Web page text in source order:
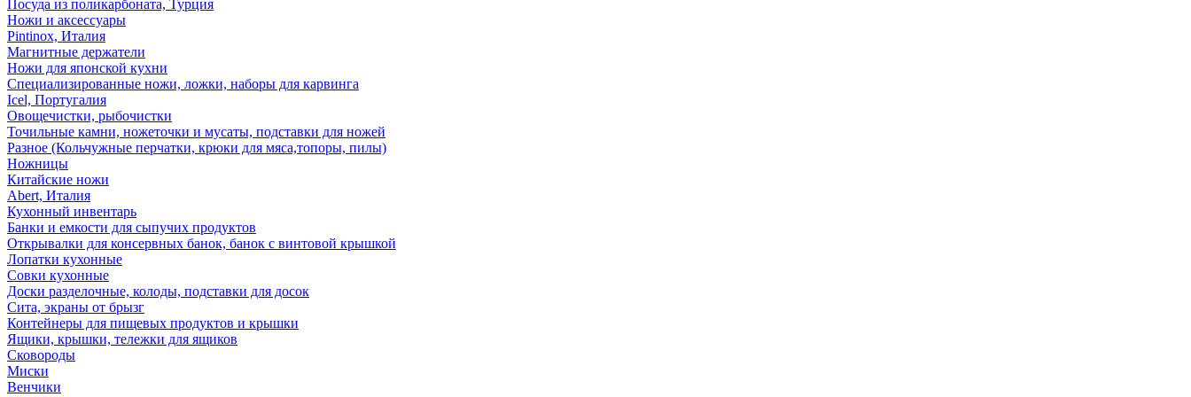
Посуда из поликарбоната, Турция
Ножи и аксессуары
Pintinox, Италия
Магнитные держатели
Ножи для японской кухни
Специализированные ножи, ложки, наборы для карвинга
Icel, Португалия
Овощечистки, рыбочистки
Точильные камни, ножеточки и мусаты, подставки для ножей
Разное (Кольчужные перчатки, крюки для мяса,топоры, пилы)
Ножницы
Китайские ножи
Abert, Италия
Кухонный инвентарь
Банки и емкости для сыпучих продуктов
Открывалки для консервных банок, банок с винтовой крышкой
Лопатки кухонные
Совки кухонные
Доски разделочные, колоды, подставки для досок
Сита, экраны от брызг
Контейнеры для пищевых продуктов и крышки
Ящики, крышки, тележки для ящиков
Сковороды
Миски
Венчики